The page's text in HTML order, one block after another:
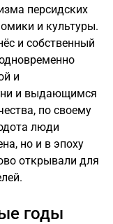
персидских
и культуры.
и собственный
и
и выдающимся
по своему
люди
но и в эпоху
открывали для
годы